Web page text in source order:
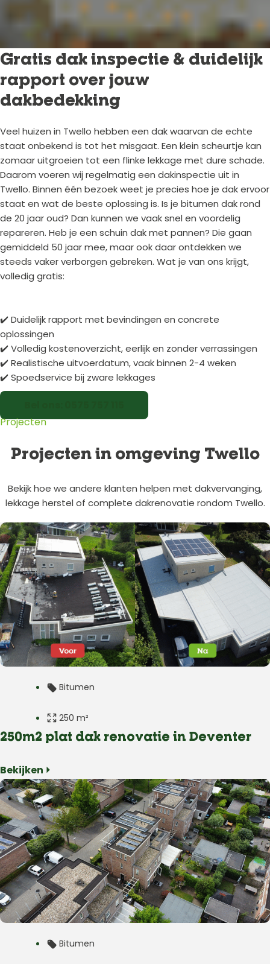
Gratis dak inspectie & duidelijk
rapport over jouw
dakbedekking
Veel huizen in Twello hebben een dak waarvan de echte
staat onbekend is tot het misgaat. Een klein scheurtje kan
zomaar uitgroeien tot een flinke lekkage met dure schade.
Daarom voeren wij regelmatig een dakinspectie uit in
Twello. Binnen één bezoek weet je precies hoe je dak ervoor
staat en wat de beste oplossing is. Is je bitumen dak rond
de 20 jaar oud? Dan kunnen we vaak snel en voordelig
repareren. Heb je een schuin dak met pannen? Die gaan
gemiddeld 50 jaar mee, maar ook daar ontdekken we
steeds vaker verborgen gebreken. Wat je van ons krijgt,
volledig gratis:
✔️ Duidelijk rapport met bevindingen en concrete
oplossingen
✔️ Volledig kostenoverzicht, eerlijk en zonder verrassingen
✔️ Realistische uitvoerdatum, vaak binnen 2-4 weken
✔️ Spoedservice bij zware lekkages
Projecten
Projecten in omgeving Twello
Bekijk hoe we andere klanten helpen met dakvervanging,
lekkage herstel of complete dakrenovatie rondom Twello.
Bitumen
250 m²
Woning
Deventer
Herplaatsing
250m2 plat dak renovatie in Deventer
Bekijken ⏵
Bitumen